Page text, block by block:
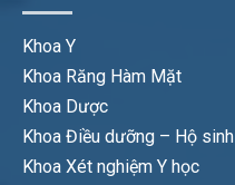
Khoa Y
Khoa Răng Hàm Mặt
Khoa Dược
Khoa Điều dưỡng – Hộ sinh
Khoa Xét nghiệm Y học